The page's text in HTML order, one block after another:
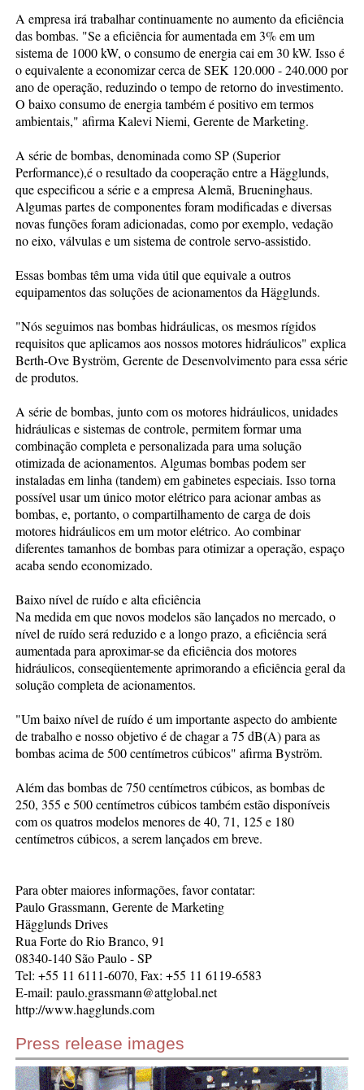
A empresa irá trabalhar continuamente no aumento da eficiência
das bombas. "Se a eficiência for aumentada em 3% em um
sistema de 1000 kW, o consumo de energia cai em 30 kW. Isso é
o equivalente a economizar cerca de SEK 120.000 - 240.000 por
ano de operação, reduzindo o tempo de retorno do investimento.
O baixo consumo de energia também é positivo em termos
ambientais," afirma Kalevi Niemi, Gerente de Marketing.
A série de bombas, denominada como SP (Superior
Performance),é o resultado da cooperação entre a Hägglunds,
que especificou a série e a empresa Alemã, Brueninghaus.
Algumas partes de componentes foram modificadas e diversas
novas funções foram adicionadas, como por exemplo, vedação
no eixo, válvulas e um sistema de controle servo-assistido.
Essas bombas têm uma vida útil que equivale a outros
equipamentos das soluções de acionamentos da Hägglunds.
"Nós seguimos nas bombas hidráulicas, os mesmos rígidos
requisitos que aplicamos aos nossos motores hidráulicos" explica
Berth-Ove Byström, Gerente de Desenvolvimento para essa série
de produtos.
A série de bombas, junto com os motores hidráulicos, unidades
hidráulicas e sistemas de controle, permitem formar uma
combinação completa e personalizada para uma solução
otimizada de acionamentos. Algumas bombas podem ser
instaladas em linha (tandem) em gabinetes especiais. Isso torna
possível usar um único motor elétrico para acionar ambas as
bombas, e, portanto, o compartilhamento de carga de dois
motores hidráulicos em um motor elétrico. Ao combinar
diferentes tamanhos de bombas para otimizar a operação, espaço
acaba sendo economizado.
Baixo nível de ruído e alta eficiência
Na medida em que novos modelos são lançados no mercado, o
nível de ruído será reduzido e a longo prazo, a eficiência será
aumentada para aproximar-se da eficiência dos motores
hidráulicos, conseqüentemente aprimorando a eficiência geral da
solução completa de acionamentos.
"Um baixo nível de ruído é um importante aspecto do ambiente
de trabalho e nosso objetivo é de chagar a 75 dB(A) para as
bombas acima de 500 centímetros cúbicos" afirma Byström.
Além das bombas de 750 centímetros cúbicos, as bombas de
250, 355 e 500 centímetros cúbicos também estão disponíveis
com os quatros modelos menores de 40, 71, 125 e 180
centímetros cúbicos, a serem lançados em breve.
Para obter maiores informações, favor contatar:
Paulo Grassmann, Gerente de Marketing
Hägglunds Drives
Rua Forte do Rio Branco, 91
08340-140 São Paulo - SP
Tel: +55 11 6111-6070, Fax: +55 11 6119-6583
E-mail: paulo.grassmann@attglobal.net
http://www.hagglunds.com
Press release images